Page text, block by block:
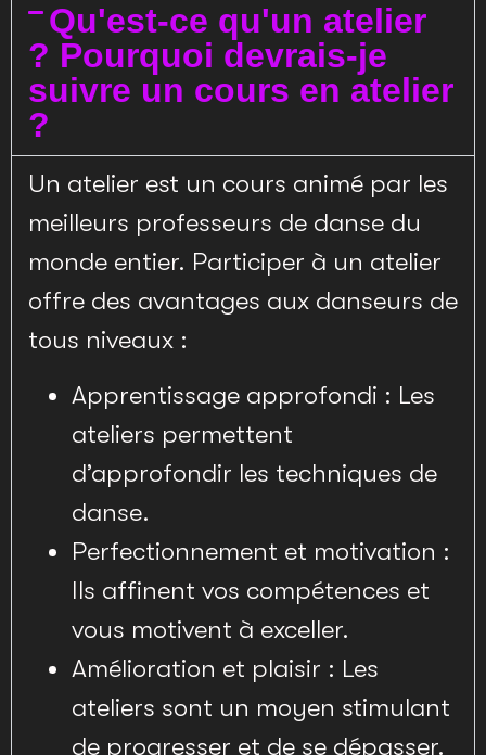
Qu'est-ce qu'un atelier
? Pourquoi devrais-je
suivre un cours en atelier
?
Un atelier est un cours animé par les
meilleurs professeurs de danse du
monde entier. Participer à un atelier
offre des avantages aux danseurs de
tous niveaux :
Apprentissage approfondi : Les
ateliers permettent
d’approfondir les techniques de
danse.
Perfectionnement et motivation :
Ils affinent vos compétences et
vous motivent à exceller.
Amélioration et plaisir : Les
ateliers sont un moyen stimulant
de progresser et de se dépasser.